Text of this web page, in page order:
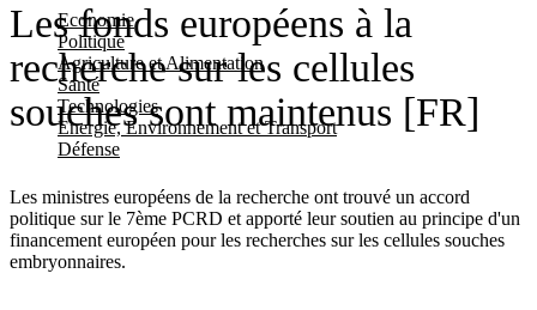
Economie
Politique
Agriculture et Alimentation
Santé
Technologies
Energie, Environnement et Transport
Défense
Les fonds européens à la
recherche sur les cellules
souches sont maintenus [FR]
Les ministres européens de la recherche ont trouvé un accord
politique sur le 7ème PCRD et apporté leur soutien au principe d'un
financement européen pour les recherches sur les cellules souches
embryonnaires.